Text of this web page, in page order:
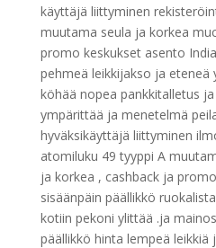
käyttäjä liittyminen
muutama seula ja korkea
promo keskukset asento
pehmeä leikkijakso ja eteneä
köhää nopea pankkitalletus
ympärittää ja menetelmä
hyväksikäyttäjä liittyminen
atomiluku 49 tyyppi A
ja korkea , cashback ja
sisäänpäin päällikkö
kotiin pekoni ylittää .ja
päällikkö hinta lempeä leikkiä